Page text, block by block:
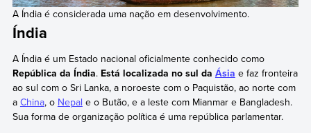
A Índia é considerada uma nação em desenvolvimento.
Índia
A Índia é um Estado nacional oficialmente conhecido como
República da Índia. Está localizada no sul da Ásia e faz fronteira
ao sul com o Sri Lanka, a noroeste com o Paquistão, ao norte com
a China, o Nepal e o Butão, e a leste com Mianmar e Bangladesh.
Sua forma de organização política é uma república parlamentar.